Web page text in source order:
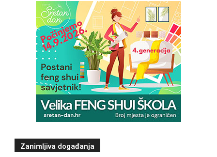
Zanimljiva događanja